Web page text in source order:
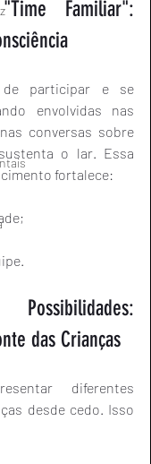
Familiar":
de participar e se
envolvidas nas
conversas sobre
o lar. Essa
fortalece:
das Crianças
diferentes
desde cedo. Isso